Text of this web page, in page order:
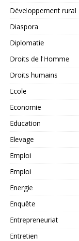
Développement rural
Diaspora
Diplomatie
Droits de l'Homme
Droits humains
Ecole
Economie
Education
Elevage
Emploi
Emploi
Energie
Enquête
Entrepreneuriat
Entretien